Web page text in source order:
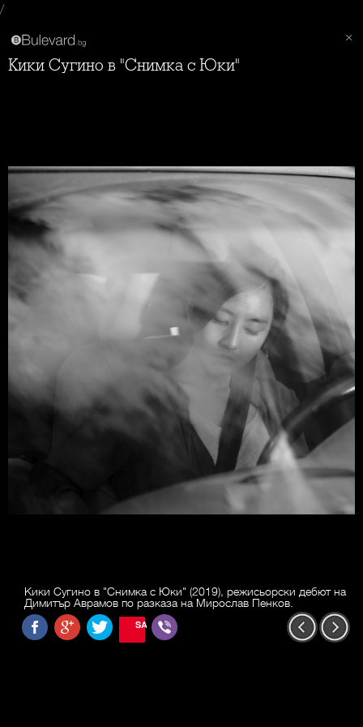
/
Кики Сугино в "Снимка с Юки"
Кики Сугино в "Снимка с Юки" (2019), режисьорски дебют на
Димитър Аврамов по разказа на Мирослав Пенков.
SAVE